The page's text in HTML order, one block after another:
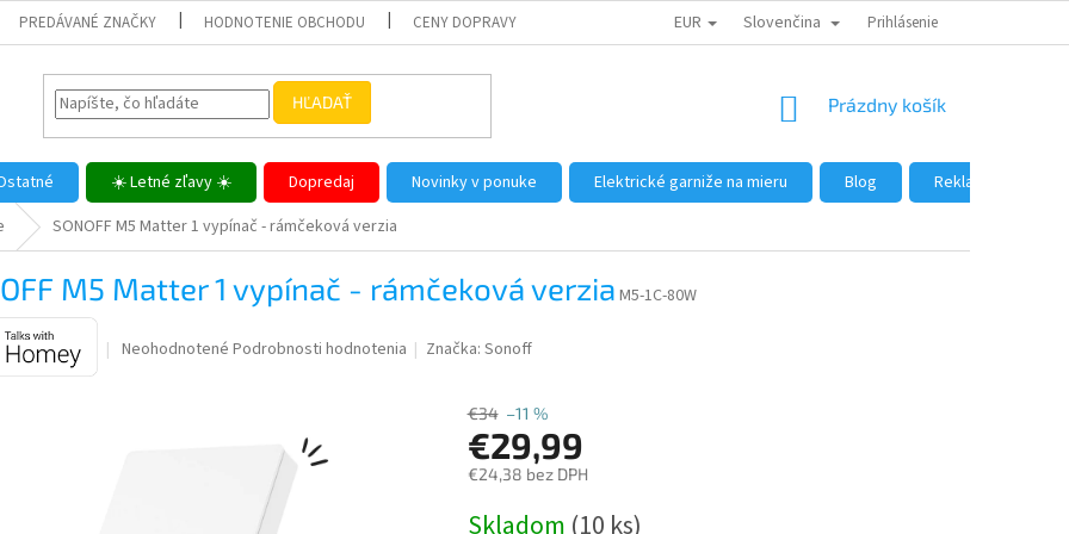
PREDÁVANÉ ZNAČKY HODNOTENIE OBCHODU CENY DOPRAVY DÔVODY NÁKUPU U NÁS AKO NAKUPOVAŤ VEĽKOOBCHOD
EUR Slovenčina Prihlásenie
HĽADAŤ
NÁKUPNÝ
Prázdny košík
☀️ Letné zľavy ☀️ Dopredaj Novinky v ponuke Elektrické garniže na mieru Blog
Reklamácie a
SONOFF M5 Matter 1 vypínač - rámčeková verzia
M5 Matter 1 vypínač - rámčeková verzia M5-1C-80W
Priemerné
Neohodnotené Podrobnosti hodnotenia Značka:Sonoff
€34 –11 %
€29,99
€24,38 bez DPH
Skladom (10 ks)